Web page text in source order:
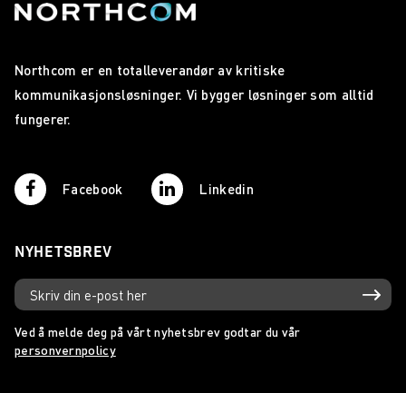
Northcom er en totalleverandør av kritiske
kommunikasjonsløsninger. Vi bygger løsninger som alltid
fungerer.
Facebook Linkedin
NYHETSBREV
Ved å melde deg på vårt nyhetsbrev godtar du vår
personvernpolicy